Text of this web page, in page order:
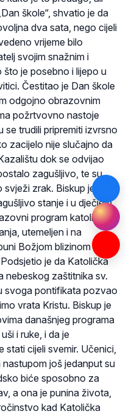
škole“, shvatio je da
dva sata, nego cijeli
vrijeme bilo
svojim snažnim i
što je posebno i lijepo u
Čestitao je Dan škole
odgojno obrazovnim
požrtvovno nastoje
se trudili pripremiti izvrsno
zacijelo nije slučajno da
dok se odvijao
zagušljivo, te su
zrak. Biskup je
stanje i u dječjem
program katoličkih
utemeljen i na
Božjom blizinom i
je da Katolička
nebeskog zaštitnika sv.
svoga pontifikata pozvao
vrata Kristu. Biskup je
današnjeg programa
i ruke, i da je
cijeli svemir. Učenici,
još jedanput su
biće sposobno za
a ona je punina života,
kad Katolička